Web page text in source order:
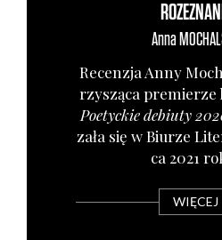
Anna
Recen­zja Anny
rzy­szą­ca pre­mie­rze
Poetyc­kie debiu­ty
za­ła się w Biu­rze
ca 2021
WIĘCEJ